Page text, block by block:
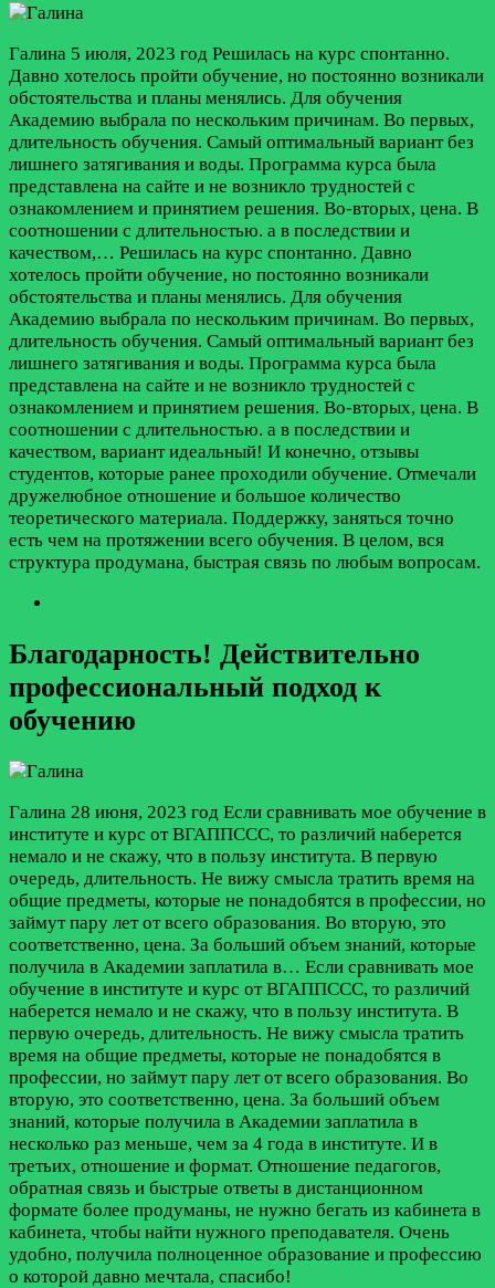
Галина 5 июля, 2023 год Решилась на курс спонтанно.
Давно хотелось пройти обучение, но постоянно возникали
обстоятельства и планы менялись. Для обучения
Академию выбрала по нескольким причинам. Во первых,
длительность обучения. Самый оптимальный вариант без
лишнего затягивания и воды. Программа курса была
представлена на сайте и не возникло трудностей с
ознакомлением и принятием решения. Во-вторых, цена. В
соотношении с длительностью. а в последствии и
качеством,… Решилась на курс спонтанно. Давно
хотелось пройти обучение, но постоянно возникали
обстоятельства и планы менялись. Для обучения
Академию выбрала по нескольким причинам. Во первых,
длительность обучения. Самый оптимальный вариант без
лишнего затягивания и воды. Программа курса была
представлена на сайте и не возникло трудностей с
ознакомлением и принятием решения. Во-вторых, цена. В
соотношении с длительностью. а в последствии и
качеством, вариант идеальный! И конечно, отзывы
студентов, которые ранее проходили обучение. Отмечали
дружелюбное отношение и большое количество
теоретического материала. Поддержку, заняться точно
есть чем на протяжении всего обучения. В целом, вся
структура продумана, быстрая связь по любым вопросам.
Благодарность! Действительно
профессиональный подход к
обучению
Галина 28 июня, 2023 год Если сравнивать мое обучение в
институте и курс от ВГАППССС, то различий наберется
немало и не скажу, что в пользу института. В первую
очередь, длительность. Не вижу смысла тратить время на
общие предметы, которые не понадобятся в профессии, но
займут пару лет от всего образования. Во вторую, это
соответственно, цена. За больший объем знаний, которые
получила в Академии заплатила в… Если сравнивать мое
обучение в институте и курс от ВГАППССС, то различий
наберется немало и не скажу, что в пользу института. В
первую очередь, длительность. Не вижу смысла тратить
время на общие предметы, которые не понадобятся в
профессии, но займут пару лет от всего образования. Во
вторую, это соответственно, цена. За больший объем
знаний, которые получила в Академии заплатила в
несколько раз меньше, чем за 4 года в институте. И в
третьих, отношение и формат. Отношение педагогов,
обратная связь и быстрые ответы в дистанционном
формате более продуманы, не нужно бегать из кабинета в
кабинета, чтобы найти нужного преподавателя. Очень
удобно, получила полноценное образование и профессию
о которой давно мечтала, спасибо!